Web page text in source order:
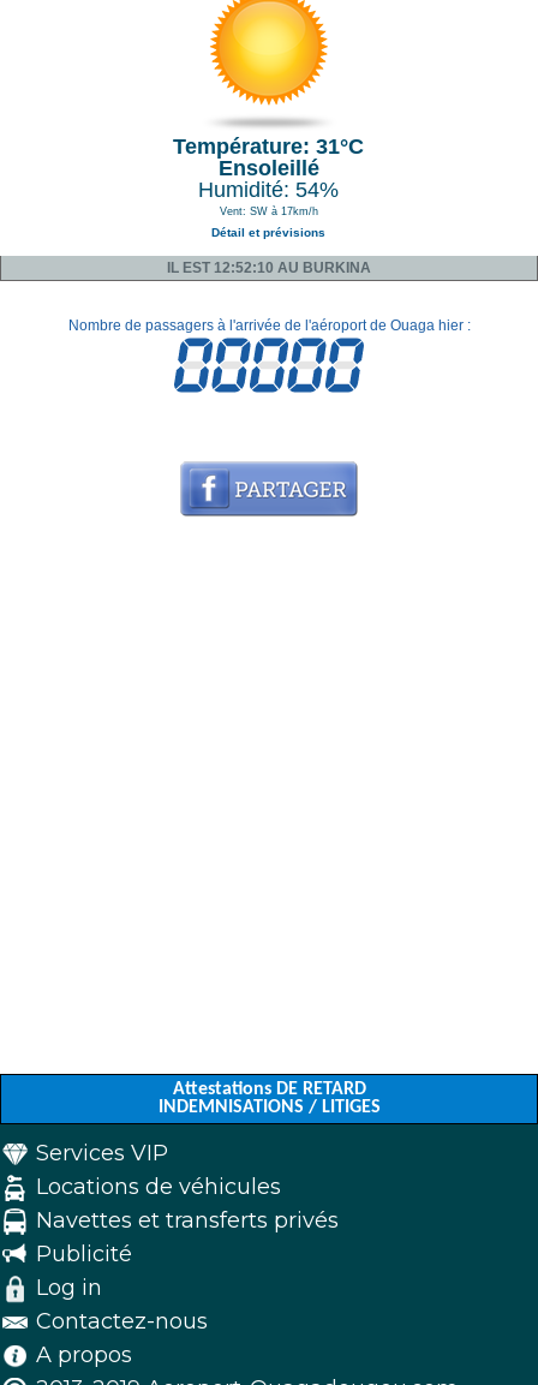
Température: 31°C
Ensoleillé
Humidité: 54%
Vent: SW à 17km/h
Détail et prévisions
IL EST 12:52:10 AU BURKINA
Nombre de passagers à l'arrivée de l'aéroport de Ouaga hier :
Attestations DE RETARD
INDEMNISATIONS / LITIGES
Services VIP
Locations de véhicules
Navettes et transferts privés
Publicité
Log in
Contactez-nous
A propos